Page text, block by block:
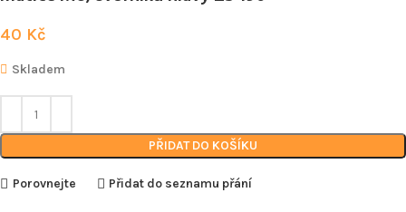
40 Kč
Skladem
PŘIDAT DO KOŠÍKU
Porovnejte Přidat do seznamu přání